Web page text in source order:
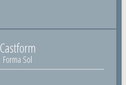
Castform
Forma Sol